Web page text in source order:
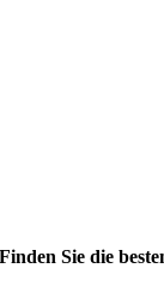
Finden Sie die